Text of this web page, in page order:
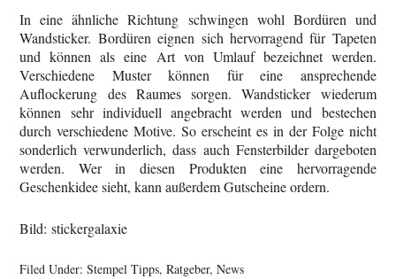
In eine ähnliche Richtung schwingen wohl Bordüren und
Wandsticker. Bordüren eignen sich hervorragend für Tapeten
und können als eine Art von Umlauf bezeichnet werden.
Verschiedene Muster können für eine ansprechende
Auflockerung des Raumes sorgen. Wandsticker wiederum
können sehr individuell angebracht werden und bestechen
durch verschiedene Motive. So erscheint es in der Folge nicht
sonderlich verwunderlich, dass auch Fensterbilder dargeboten
werden. Wer in diesen Produkten eine hervorragende
Geschenkidee sieht, kann außerdem Gutscheine ordern.
Bild: stickergalaxie
Filed Under:Stempel Tipps, Ratgeber, News